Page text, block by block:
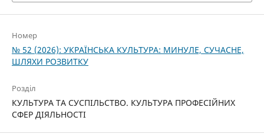
Номер
№ 52 (2026): УКРАЇНСЬКА КУЛЬТУРА: МИНУЛЕ, СУЧАСНЕ,
ШЛЯХИ РОЗВИТКУ
Розділ
КУЛЬТУРА ТА СУСПІЛЬСТВО. КУЛЬТУРА ПРОФЕСІЙНИХ
СФЕР ДІЯЛЬНОСТІ